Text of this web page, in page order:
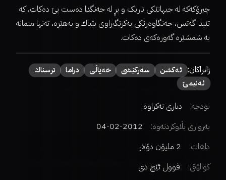
چیرۆکەکە لە جیهانێکی تاریک و پڕ لە جەنگدا دەست پێ دەکات، کە
تێیدا گەتس، جەنگاوەرێکی بەکرێگیراوی بێباك و بەهێزە، تەنها متمانە
بە شمشێرە گەورەکەی دەکات.
ژانراکان: ئەكشن سەركێشی خەیاڵی دراما
ترسناك
ئەنیمێ
بودجە:
دیاری نەکراوە
بەرواری بڵاوکردنەوە:
2012-02-04
داهات:
2 ملیۆن دۆلار
کوالێتی:
فوول ئێچ دی